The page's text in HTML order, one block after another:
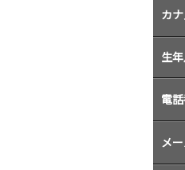
カ
生
電
メ